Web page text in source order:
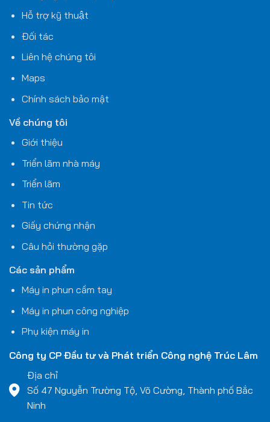
Hỗ trợ kỹ thuật
Đối tác
Liên hệ chúng tôi
Maps
Chính sách bảo mật
Về chúng tôi
Giới thiệu
Triển lãm nhà máy
Triển lãm
Tin tức
Giấy chứng nhận
Câu hỏi thường gặp
Các sản phẩm
Máy in phun cầm tay
Máy in phun công nghiệp
Phụ kiện máy in
Công ty CP Đầu tư và Phát triển Công nghệ Trúc Lâm
Địa chỉ
Số 47 Nguyễn Trường Tộ, Võ Cường, Thành phố Bắc
Ninh